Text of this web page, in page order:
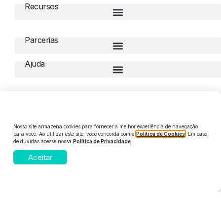
Recursos
Parcerias
Ajuda
Nosso site armazena cookies para fornecer a melhor experiência de navegação
para você. Ao utilizar este site, você concorda com a Política de Cookies. Em caso
de dúvidas acesse nossa Política de Privacidade.
Aceitar